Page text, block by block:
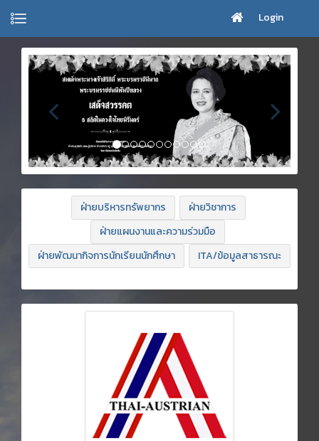
Login
ฝ่ายบริหารทรัพยากร
ฝ่ายวิชาการ
ฝ่ายแผนงานและความร่วมมือ
ฝ่ายพัฒนากิจการนักเรียนนักศึกษา
ITA/ข้อมูลสาธารณะ